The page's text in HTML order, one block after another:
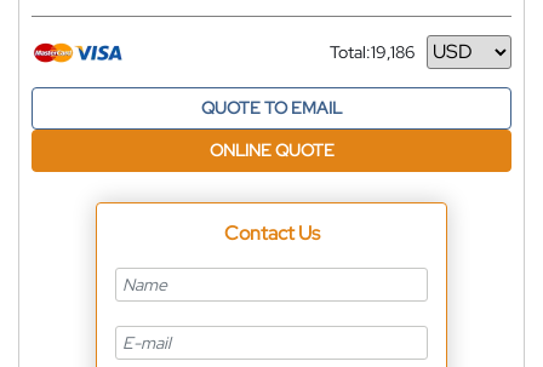
Total:19,186
Currency
QUOTE TO EMAIL
ONLINE QUOTE
Contact Us